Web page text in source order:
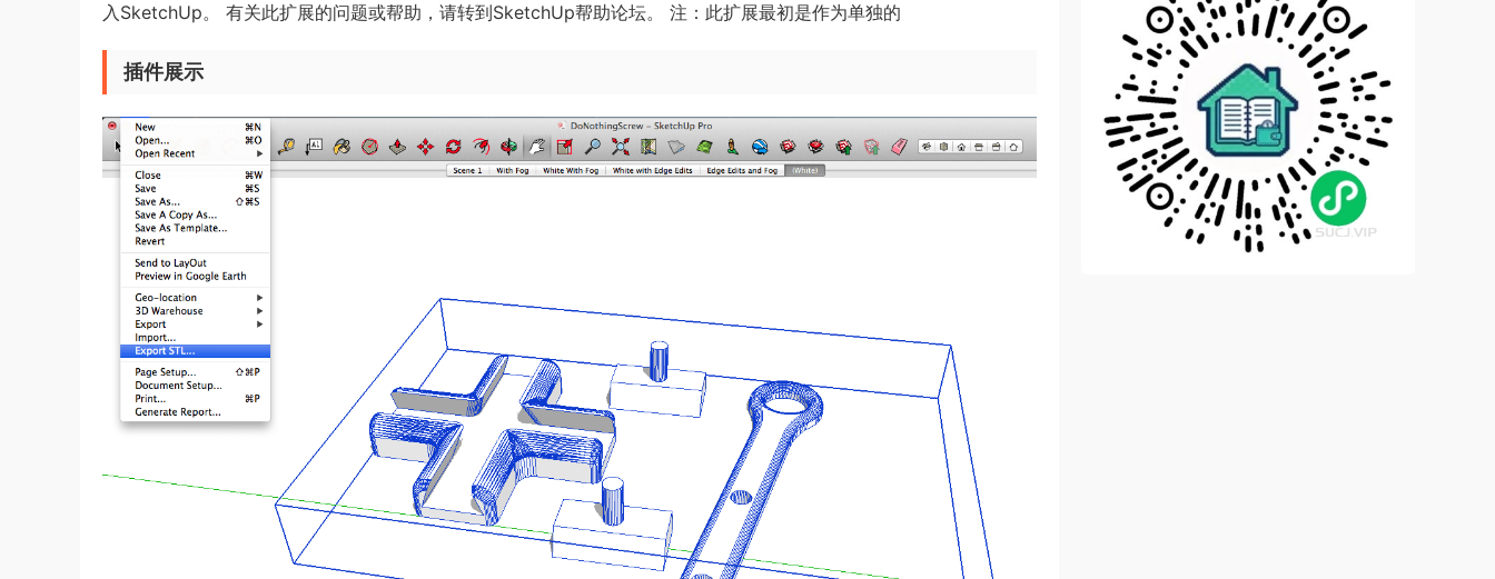
入SketchUp。 有关此扩展的问题或帮助，请转到SketchUp帮助论坛。 注：此扩展最初是作为单独的
插件展示